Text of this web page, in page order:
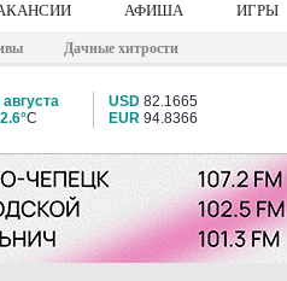
АФИША ИГРЫ
Дачные хитрости
августа
C
USD 82.1665
EUR 94.8366